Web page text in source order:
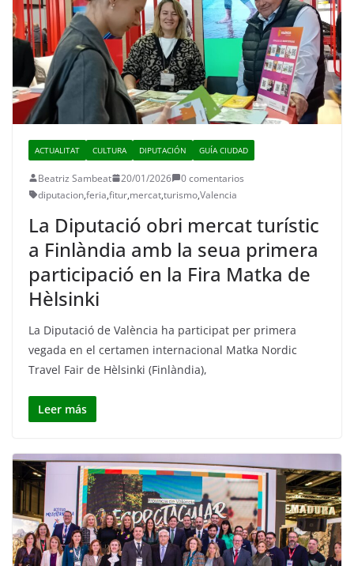
ACTUALITAT CULTURA DIPUTACIÓN GUÍA CIUDAD
Beatriz Sambeat 20/01/2026
0 comentarios
diputacion,feria,fitur,mercat,turismo,Valencia
La Diputació obri mercat turístic
a Finlàndia amb la seua primera
participació en la Fira Matka de
Hèlsinki
La Diputació de València ha participat per primera
vegada en el certamen internacional Matka Nordic
Travel Fair de Hèlsinki (Finlàndia),
Leer más